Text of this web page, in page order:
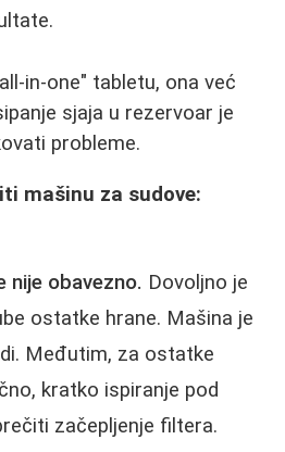
in-one" tabletu, ona već
sjaja u rezervoar je
probleme.
mašinu za sudove:
nije obavezno. Dovoljno je
ostatke hrane. Mašina je
Međutim, za ostatke
kratko ispiranje pod
začepljenje filtera.